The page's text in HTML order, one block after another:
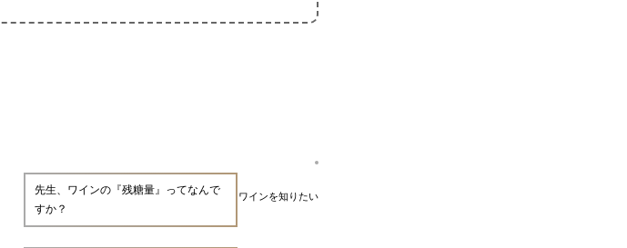
ワインを知りたい
先生、ワインの『残糖量』ってなんで
すか？